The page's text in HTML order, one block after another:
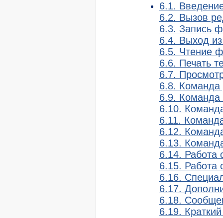
6.1.
6.2. Вызов
6.3. Запись
6.4. Выход
6.5. Чтение
6.6. Печать
6.7.
6.8. Команда
6.9. Команда
6.10.
6.11.
6.12.
6.13.
6.14. Работа
6.15. Работа
6.16.
6.17.
6.18.
6.19.